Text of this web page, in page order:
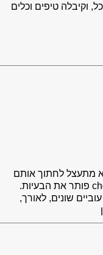
וקיבלה טיפים וכלים
מתעצל לחתוך אותם
לסלט – הסלייסר הקומפקטי של חברת chef'n פותר את הבעיות.
שונים, לאורך,